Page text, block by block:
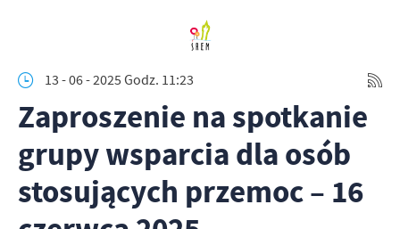
13 - 06 - 2025 Godz. 11:23
Zaproszenie na spotkanie
grupy wsparcia dla osób
stosujących przemoc – 16